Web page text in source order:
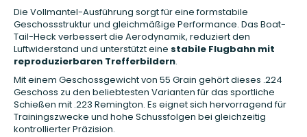
Die Vollmantel-Ausführung sorgt für eine formstabile
Geschossstruktur und gleichmäßige Performance. Das Boat-
Tail-Heck verbessert die Aerodynamik, reduziert den
Luftwiderstand und unterstützt eine stabile Flugbahn mit
reproduzierbaren Trefferbildern.
Mit einem Geschossgewicht von 55 Grain gehört dieses .224
Geschoss zu den beliebtesten Varianten für das sportliche
Schießen mit .223 Remington. Es eignet sich hervorragend für
Trainingszwecke und hohe Schussfolgen bei gleichzeitig
kontrollierter Präzision.